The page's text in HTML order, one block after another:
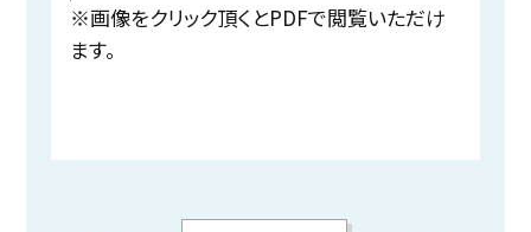
※画像をクリック頂くとPDFで閲覧いただけ
ます。